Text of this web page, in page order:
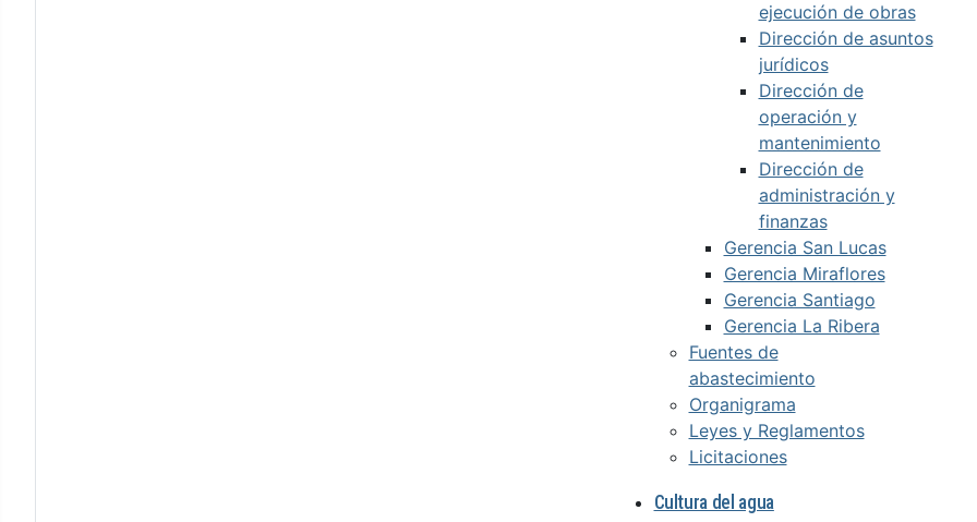
ejecución de obras
Dirección de asuntos
jurídicos
Dirección de
operación y
mantenimiento
Dirección de
administración y
finanzas
Gerencia San Lucas
Gerencia Miraflores
Gerencia Santiago
Gerencia La Ribera
Fuentes de
abastecimiento
Organigrama
Leyes y Reglamentos
Licitaciones
Cultura del agua